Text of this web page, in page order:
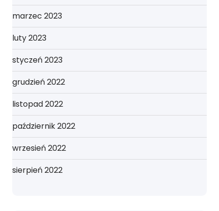
marzec 2023
luty 2023
styczeń 2023
grudzień 2022
listopad 2022
październik 2022
wrzesień 2022
sierpień 2022